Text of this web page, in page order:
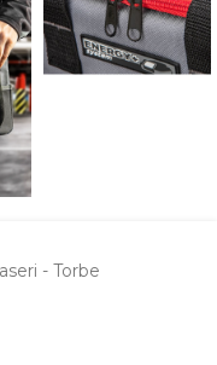
- Torbe